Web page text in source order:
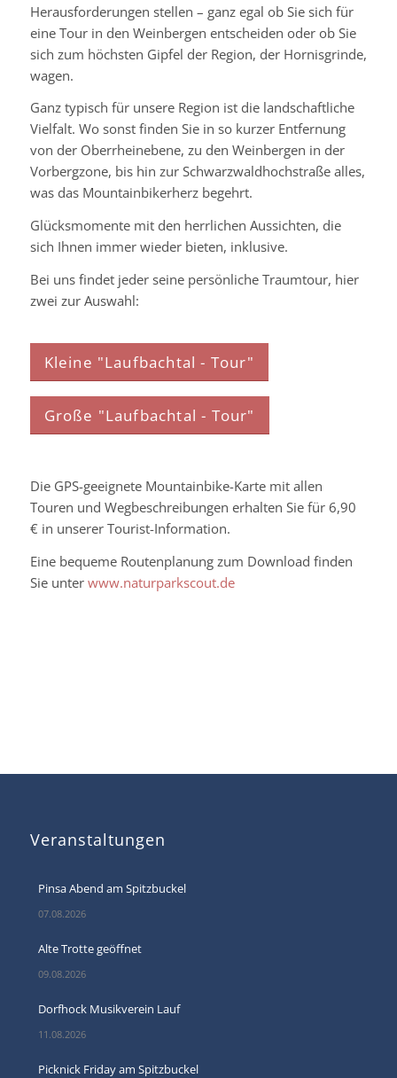
Herausforderungen stellen – ganz egal ob Sie sich für
eine Tour in den Weinbergen entscheiden oder ob Sie
sich zum höchsten Gipfel der Region, der Hornisgrinde,
wagen.
Ganz typisch für unsere Region ist die landschaftliche
Vielfalt. Wo sonst finden Sie in so kurzer Entfernung
von der Oberrheinebene, zu den Weinbergen in der
Vorbergzone, bis hin zur Schwarzwaldhochstraße alles,
was das Mountainbikerherz begehrt.
Glücksmomente mit den herrlichen Aussichten, die
sich Ihnen immer wieder bieten, inklusive.
Bei uns findet jeder seine persönliche Traumtour, hier
zwei zur Auswahl:
Kleine "Laufbachtal - Tour"
Große "Laufbachtal - Tour"
Die GPS-geeignete Mountainbike-Karte mit allen
Touren und Wegbeschreibungen erhalten Sie für 6,90
€ in unserer Tourist-Information.
Eine bequeme Routenplanung zum Download finden
Sie unter www.naturparkscout.de
Veranstaltungen
Pinsa Abend am Spitzbuckel
07.08.2026
Alte Trotte geöffnet
09.08.2026
Dorfhock Musikverein Lauf
11.08.2026
Picknick Friday am Spitzbuckel